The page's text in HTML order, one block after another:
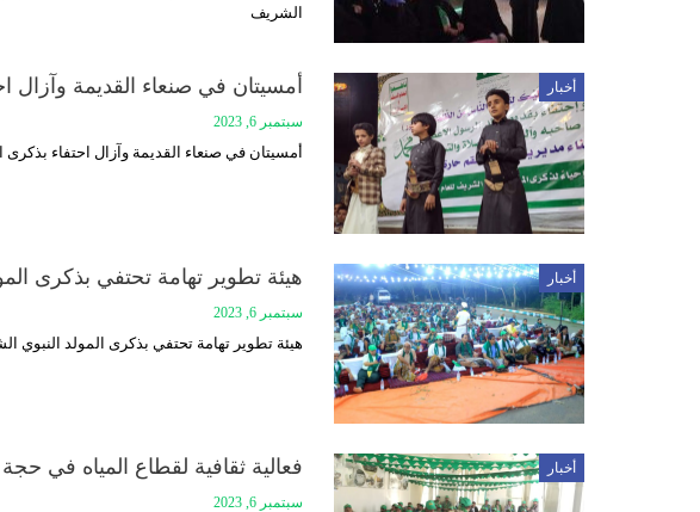
الشريف
أخبار أمسيتان في صنعاء القديمة وآزال
سبتمبر 6, 2023
أمسيتان في صنعاء القديمة وآزال احتفاء بذكرى
أخبار هيئة تطوير تهامة تحتفي بذكرى
سبتمبر 6, 2023
هيئة تطوير تهامة تحتفي بذكرى المولد النبوي
أخبار فعالية ثقافية لقطاع المياه في
سبتمبر 6, 2023